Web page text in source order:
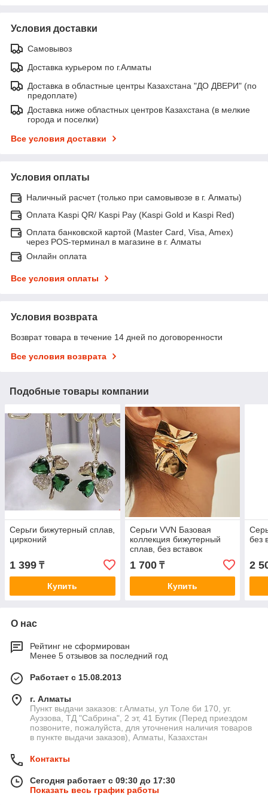
Условия доставки
Самовывоз
Доставка курьером по г.Алматы
Доставка в областные центры Казахстана "ДО ДВЕРИ" (по
предоплате)
Доставка ниже областных центров Казахстана (в мелкие
города и поселки)
Все условия доставки
Условия оплаты
Наличный расчет (только при самовывозе в г. Алматы)
Оплата Kaspi QR/ Kaspi Pay (Kaspi Gold и Kaspi Red)
Оплата банковской картой (Master Card, Visa, Amex)
через POS-терминал в магазине в г. Алматы
Онлайн оплата
Все условия оплаты
Условия возврата
Возврат товара в течение 14 дней по договоренности
Все условия возврата
Подобные товары компании
Серьги бижутерный сплав,
цирконий
1 399 ₸
Купить
Серьги VVN Базовая
коллекция бижутерный
сплав, без вставок
1 700₸
Купить
без
2
О нас
Рейтинг не сформирован
Менее 5 отзывов за последний год
Работает с 15.08.2013
г. Алматы
Пункт выдачи заказов: г.Алматы, ул Толе би 170, уг.
Ауэзова, ТД "Сабрина", 2 эт, 41 Бутик (Перед приездом
позвоните, пожалуйста, для уточнения наличия товаров
в пункте выдачи заказов), Алматы, Казахстан
Контакты
Сегодня работает с 09:30 до 17:30
Показать весь график работы